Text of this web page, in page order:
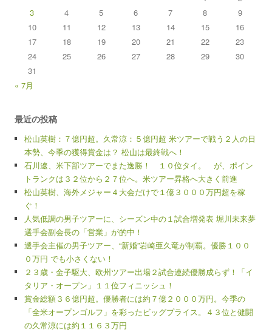
3
4 5 6 7 8
9
10
11 12 13 14 15
16
17
18 19 20 21 22
23
24
25 26 27 28 29
30
31
« 7月
最近の投稿
松山英樹：７億円超。久常涼：５億円超 米ツアーで戦う２人の日
本勢、今季の獲得賞金は？ 松山は最終戦へ！
石川遼、米下部ツアーでまた逸勝！ １０位タイ。 が、ポイン
トランクは３２位から２７位へ。米ツアー昇格へ大きく前進
松山英樹、海外メジャー４大会だけで１億３０００万円超を稼
ぐ！
人気低調の男子ツアーに、シーズン中の１試合増発表 堀川未来夢
選手会副会長の「営業」が的中！
選手会主催の男子ツアー、“新婚”岩崎亜久竜が制覇。優勝１００
０万円 でも小さくない！
２３歳・金子駆大、欧州ツアー出場２試合連続優勝成らず！「イ
タリア・オープン」１１位フィニッシュ！
賞金総額３６億円超。優勝者には約７億２０００万円。今季の
「全米オープンゴルフ」を彩ったビッグプライス。４３位と健闘
の久常涼には約１１６３万円